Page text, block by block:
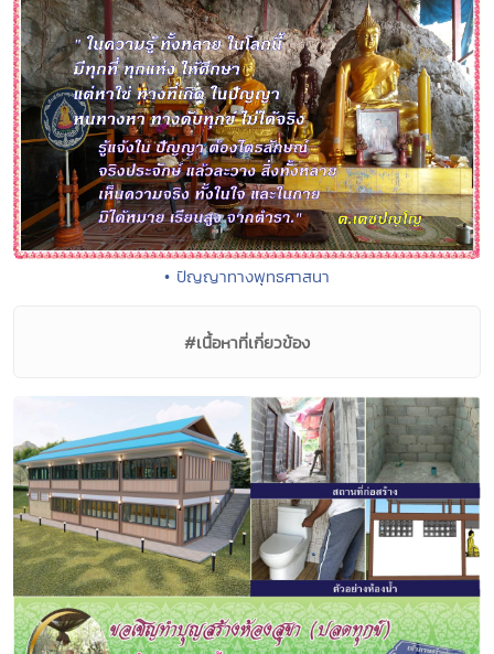
• ปัญญาทางพุทธศาสนา
#เนื้อหาที่เกี่ยวข้อง